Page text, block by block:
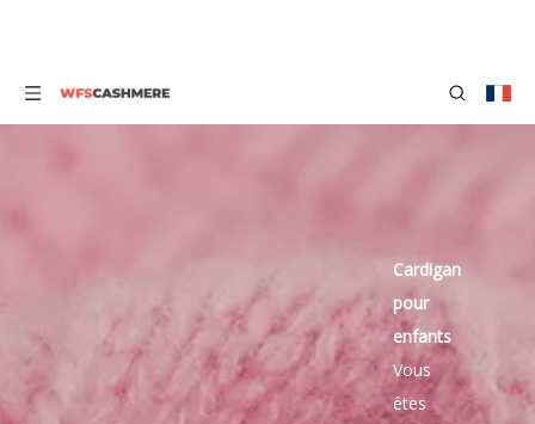
Cardigan
pour
enfants
Vous
êtes